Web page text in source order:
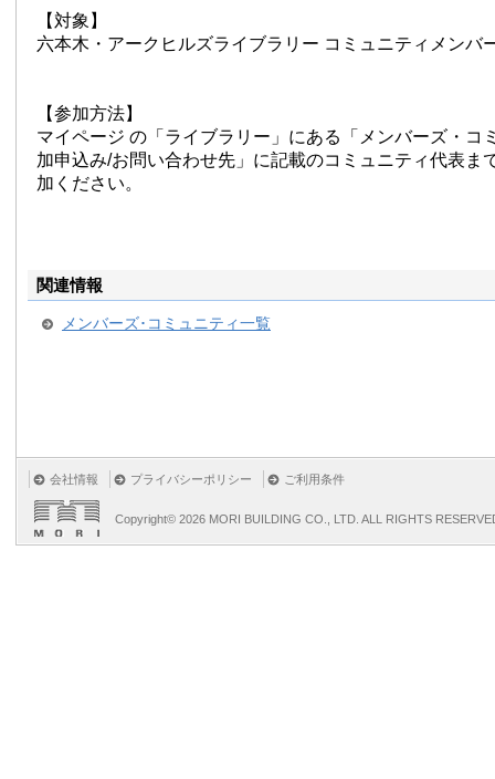
【対象】
六本木・アークヒルズライブラリー コミュニティメンバ
【参加方法】
マイページ の「ライブラリー」にある「メンバーズ・コ
加申込み/お問い合わせ先」に記載のコミュニティ代表ま
加ください。
関連情報
メンバーズ･コミュニティ一覧
会社情報 プライバシーポリシー ご利用条件
Copyright© 2026 MORI BUILDING CO., LTD. ALL RIGHTS